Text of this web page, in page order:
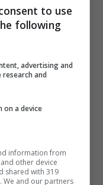
(@taccoepunta)
sempre
to use
following
advertising and
and
on a device
information from
other device
shared with 319
We and our partners